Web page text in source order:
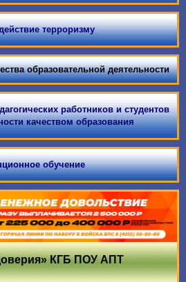
терроризму
образовательной деятельности
работников и студентов
качеством образования
обучение
КГБ ПОУ АПТ